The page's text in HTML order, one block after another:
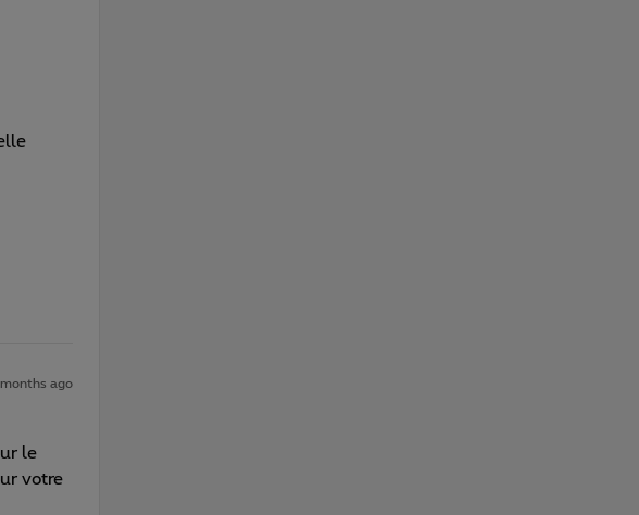
ago
le
votre